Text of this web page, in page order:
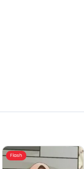
Flash